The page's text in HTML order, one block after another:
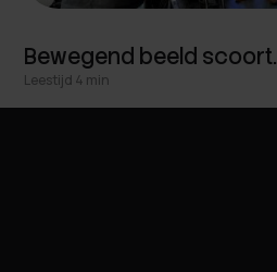
Bewegend beeld scoort.
Leestijd 4 min